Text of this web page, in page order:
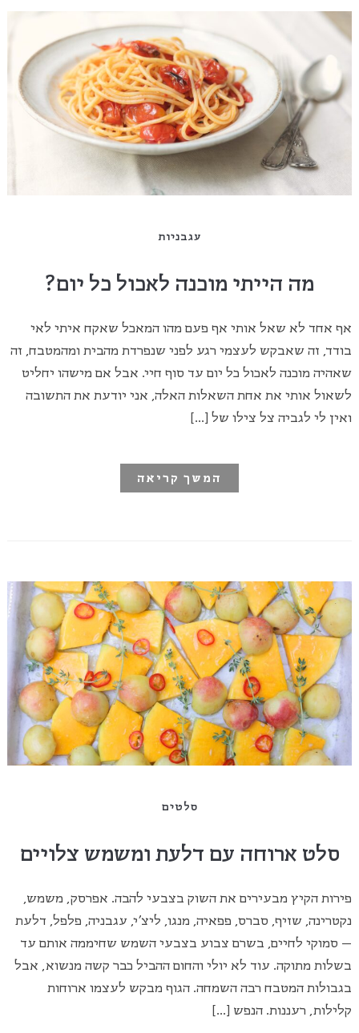
עגבניות
מה הייתי מוכנה לאכול כל יום?
אף אחד לא שאל אותי אף פעם מהו המאכל שאקח איתי לאי
בודד, זה שאבקש לעצמי רגע לפני שנפרדת מהבית ומהמטבח, זה
שאהיה מוכנה לאכול כל יום עד סוף חיי. אבל אם מישהו יחליט
לשאול אותי את אחת השאלות האלה, אני יודעת את התשובה
ואין לי לגביה צל צילו של […]
המשך קריאה
סלטים
סלט ארוחה עם דלעת ומשמש צלויים
פירות הקיץ מבעירים את השוק בצבעי להבה. אפרסק, משמש,
נקטרינה, שזיף, סברס, פפאיה, מנגו, ליצ'י, עגבניה, פלפל, דלעת
– סמוקי לחיים, בשרם צבוע בצבעי השמש שחיממה אותם עד
בשלות מתוקה. עוד לא יולי והחום ההביל כבר קשה מנשוא, אבל
בגבולות המטבח רבה השמחה. הגוף מבקש לעצמו ארוחות
קלילות, רעננות. הנפש […]